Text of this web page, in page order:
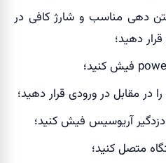
دهی مناسب و شارژ کافی در
دهید؛
در مقابل در ورودی قرار دهید؛
آریوسیس فیش کنید؛
متصل کنید؛